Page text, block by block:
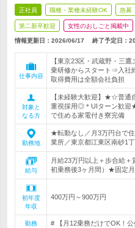
正社員 職種・業種未経験OK 急募
第二新卒歓迎 女性のおしごと掲載中
情報更新日：2026/06/17 終了予定日：
仕事内容
【東京23区・武蔵野・三
乗研修からスタート⇒入社
取得費用は全額会社負担
対象と
なる方
【未経験大歓迎】★☆普通
重視採用◎＊UIターン歓迎
で住める家電付き寮完備
勤務地
★転勤なし／月3万円台で
業所／東京都江東区南砂1
給与
月給23万円以上＋歩合給
初乗務後3ヶ月間）★固定
初年度
年収
400万円～900万円
勤務
# 【月12乗務だけでOK！